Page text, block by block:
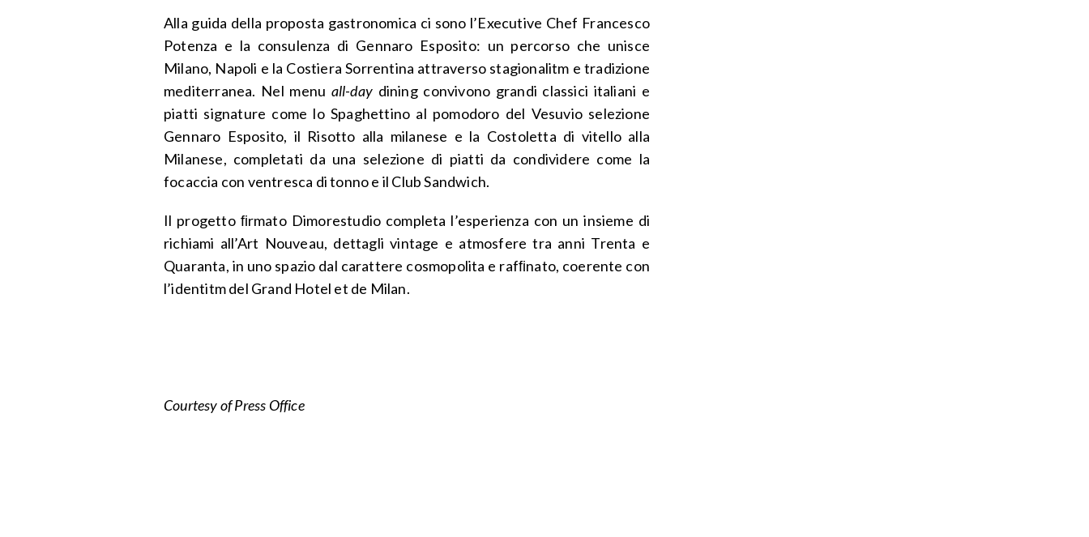
Alla guida della proposta gastronomica ci sono l’Executive Chef Francesco
Potenza e la consulenza di Gennaro Esposito: un percorso che unisce
Milano, Napoli e la Costiera Sorrentina attraverso stagionalitm e tradizione
mediterranea. Nel menu all-day dining convivono grandi classici italiani e
piatti signature come lo Spaghettino al pomodoro del Vesuvio selezione
Gennaro Esposito, il Risotto alla milanese e la Costoletta di vitello alla
Milanese, completati da una selezione di piatti da condividere come la
focaccia con ventresca di tonno e il Club Sandwich.
Il progetto ﬁrmato Dimorestudio completa l’esperienza con un insieme di
richiami all’Art Nouveau, dettagli vintage e atmosfere tra anni Trenta e
Quaranta, in uno spazio dal carattere cosmopolita e rafﬁnato, coerente con
l’identitm del Grand Hotel et de Milan.
Courtesy of Press Office